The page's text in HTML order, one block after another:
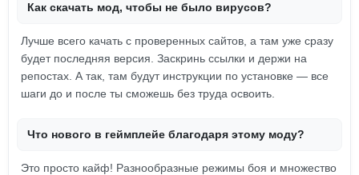
Как скачать мод, чтобы не было вирусов?
Лучше всего качать с проверенных сайтов, а там уже сразу
будет последняя версия. Заскринь ссылки и держи на
репостах. А так, там будут инструкции по установке — все
шаги до и после ты сможешь без труда освоить.
Что нового в геймплейе благодаря этому моду?
Это просто кайф! Разнообразные режимы боя и множество